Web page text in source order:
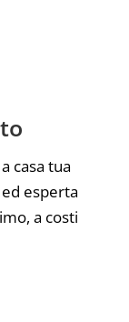
casa tua
esperta
a costi